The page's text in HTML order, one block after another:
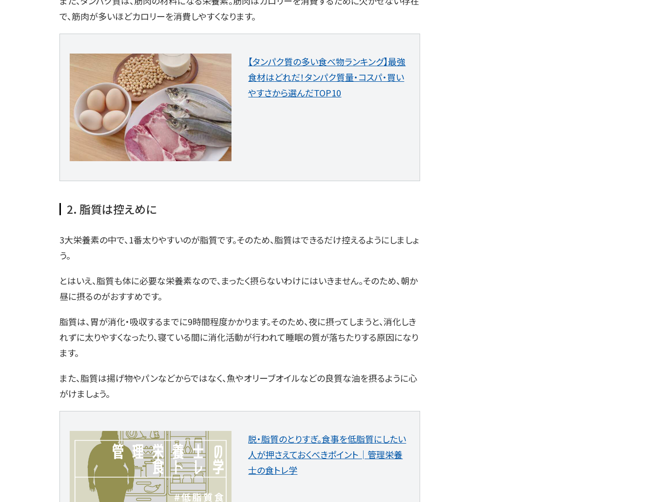
で、筋肉が多いほどカロリーを消費しやすくなります。
【タンパク質の多い食べ物ランキング】最強
食材はどれだ！タンパク質量・コスパ・買い
やすさから選んだTOP10
2. 脂質は控えめに
3大栄養素の中で、1番太りやすいのが脂質です。そのため、脂質はできるだけ控えるようにしましょ
う。
とはいえ、脂質も体に必要な栄養素なので、まったく摂らないわけにはいきません。そのため、朝か
昼に摂るのがおすすめです。
脂質は、胃が消化・吸収するまでに9時間程度かかります。そのため、夜に摂ってしまうと、消化しき
れずに太りやすくなったり、寝ている間に消化活動が行われて睡眠の質が落ちたりする原因になり
ます。
また、脂質は揚げ物やパンなどからではなく、魚やオリーブオイルなどの良質な油を摂るように心
がけましょう。
脱・脂質のとりすぎ。食事を低脂質にしたい
人が押さえておくべきポイント│管理栄養
士の食トレ学